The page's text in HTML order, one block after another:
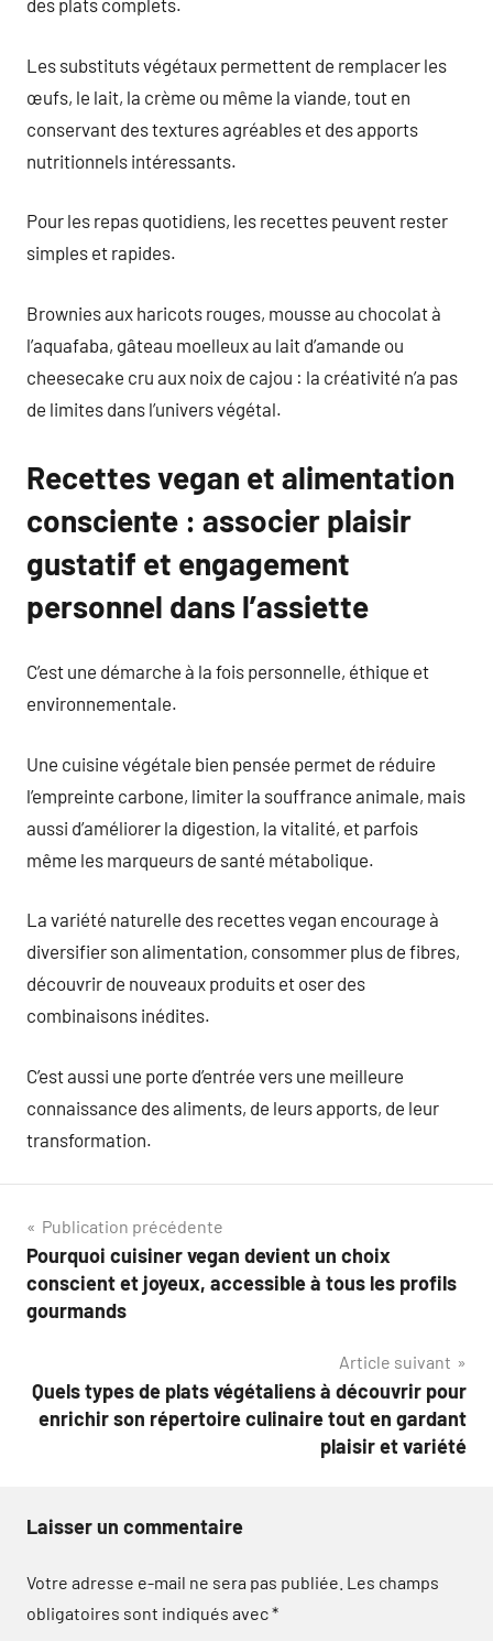
des plats complets.
Les substituts végétaux permettent de remplacer les
œufs, le lait, la crème ou même la viande, tout en
conservant des textures agréables et des apports
nutritionnels intéressants.
Pour les repas quotidiens, les recettes peuvent rester
simples et rapides.
Brownies aux haricots rouges, mousse au chocolat à
l’aquafaba, gâteau moelleux au lait d’amande ou
cheesecake cru aux noix de cajou : la créativité n’a pas
de limites dans l’univers végétal.
Recettes vegan et alimentation
consciente : associer plaisir
gustatif et engagement
personnel dans l’assiette
C’est une démarche à la fois personnelle, éthique et
environnementale.
Une cuisine végétale bien pensée permet de réduire
l’empreinte carbone, limiter la souffrance animale, mais
aussi d’améliorer la digestion, la vitalité, et parfois
même les marqueurs de santé métabolique.
La variété naturelle des recettes vegan encourage à
diversifier son alimentation, consommer plus de fibres,
découvrir de nouveaux produits et oser des
combinaisons inédites.
C’est aussi une porte d’entrée vers une meilleure
connaissance des aliments, de leurs apports, de leur
transformation.
Navigation
de
l’article
Publication précédente
Pourquoi cuisiner vegan devient un choix
conscient et joyeux, accessible à tous les profils
gourmands
Article suivant
Quels types de plats végétaliens à découvrir pour
enrichir son répertoire culinaire tout en gardant
plaisir et variété
Laisser un commentaire
Votre adresse e-mail ne sera pas publiée. Les champs
obligatoires sont indiqués avec*